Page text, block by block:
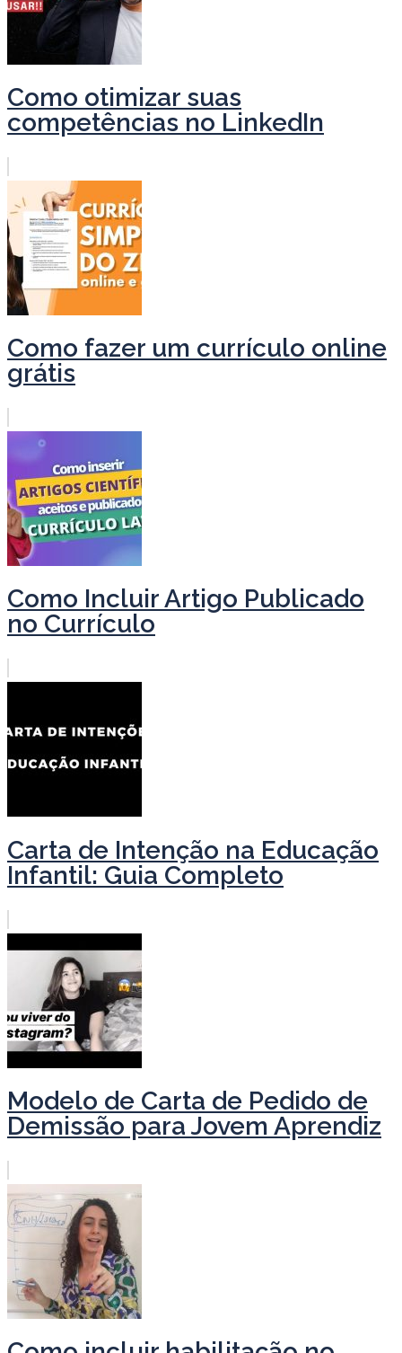
Como otimizar suas
competências no LinkedIn
Como fazer um currículo online
grátis
Como Incluir Artigo Publicado
no Currículo
Carta de Intenção na Educação
Infantil: Guia Completo
Modelo de Carta de Pedido de
Demissão para Jovem Aprendiz